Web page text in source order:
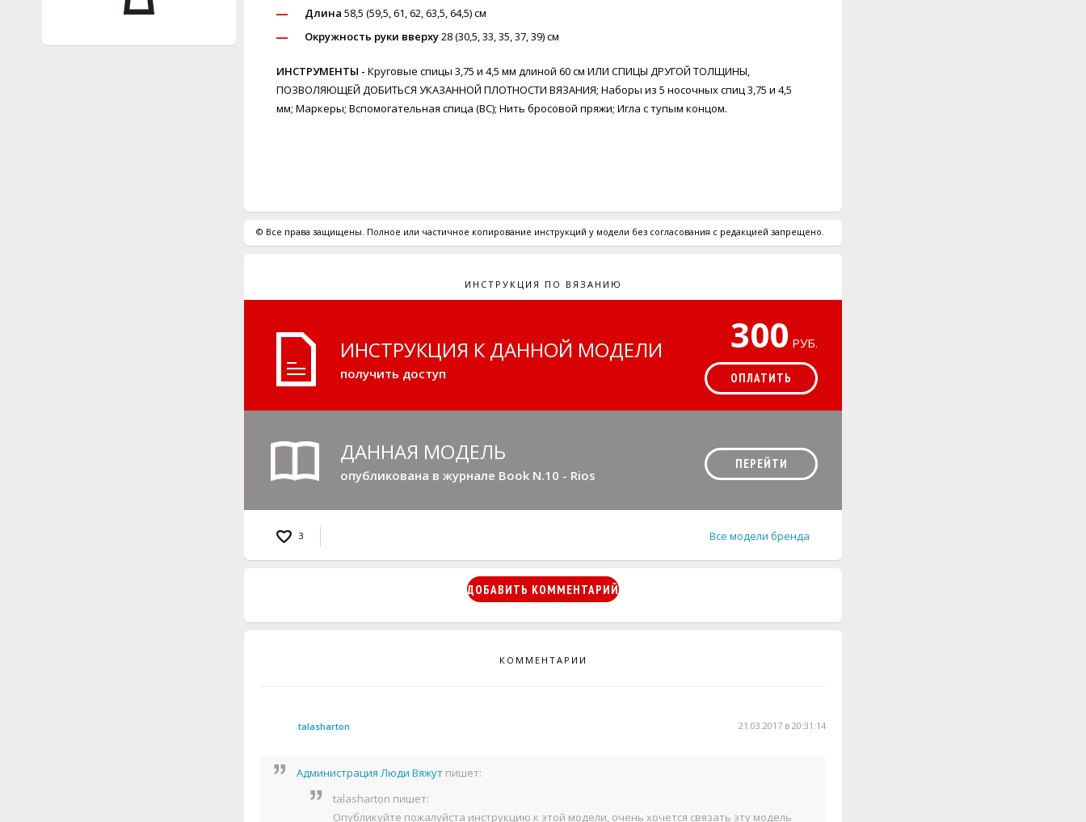
Длина 58,5 (59,5, 61, 62, 63,5, 64,5) см
Окружность руки вверху28 (30,5, 33, 35, 37, 39) см
ИНСТРУМЕНТЫ - Круговые спицы 3,75 и 4,5 мм длиной 60 см ИЛИ СПИЦЫ ДРУГОЙ ТОЛЩИНЫ,
ПОЗВОЛЯЮЩЕЙ ДОБИТЬСЯ УКАЗАННОЙ ПЛОТНОСТИ ВЯЗАНИЯ; Наборы из 5 носочных спиц 3,75 и 4,5
мм; Маркеры; Вспомогательная спица (ВС); Нить бросовой пряжи; Игла с тупым концом.
© Все права защищены. Полное или частичное копирование инструкций у модели без согласования с редакцией запрещено.
ИНСТРУКЦИЯ ПО ВЯЗАНИЮ
ИНСТРУКЦИЯ К ДАННОЙ МОДЕЛИ
получить доступ
300 РУБ.
ОПЛАТИТЬ
ДАННАЯ МОДЕЛЬ
опубликована в журнале Book N.10 - Rios
ПЕРЕЙТИ
3 Все модели бренда
ДОБАВИТЬ КОММЕНТАРИЙ
КОММЕНТАРИИ
21.03.2017 в 20:31:14
talasharton
Администрация Люди Вяжут пишет:
talasharton пишет:
Опубликуйте пожалуйста инструкцию к этой модели, очень хочется связать эту модель